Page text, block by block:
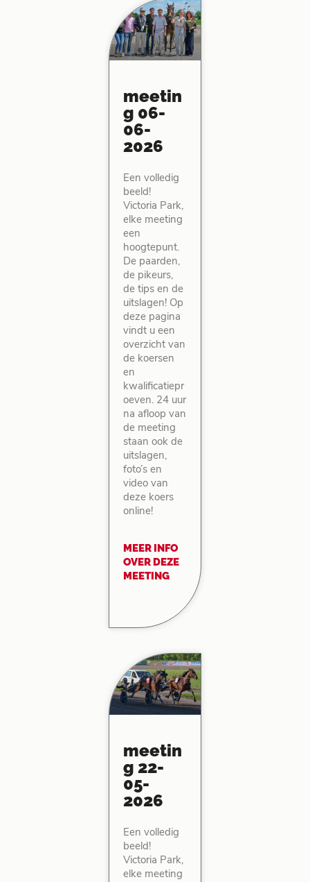
meetin
g 06-
06-
2026
Een volledig
beeld!
Victoria Park,
elke meeting
een
hoogtepunt.
De paarden,
de pikeurs,
de tips en de
uitslagen! Op
deze pagina
vindt u een
overzicht van
de koersen
en
kwalificatiepr
oeven. 24 uur
na afloop van
de meeting
staan ook de
uitslagen,
foto’s en
video van
deze koers
online!
MEER INFO
OVER DEZE
MEETING
meetin
g 22-
05-
2026
Een volledig
beeld!
Victoria Park,
elke meeting